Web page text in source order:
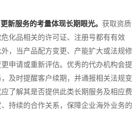
新服务的考量体现长期眼光。 获取资质
化品相关的许可证、注册号都有有效
，当产品配方变更、产能扩大或法规修
申请或重新评估。优秀的代办机构会提
及时提醒客户续期，并通报相关法规变
了解其是否提供此类长期服务及相应费
持续的合作关系，保障企业海外业务的